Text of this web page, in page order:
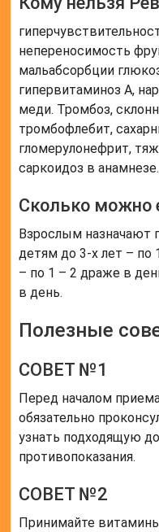
непереносимость
мальабсорбции
гипервитаминоз А,
меди. Тромбоз,
тромбофлебит,
гломерулонефрит,
саркоидоз в анамнезе.
Сколько можно
Взрослым назначают
детям до 3-х лет – по
– по 1 – 2 драже в
в день.
Полезные
СОВЕТ №1
Перед началом
обязательно
узнать подходящую
противопоказания.
СОВЕТ №2
Принимайте